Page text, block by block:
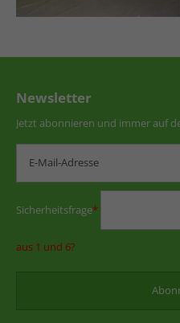
Newsletter
Jetzt abonnieren und immer auf
Sicherheitsfrage*
aus 1 und 6?